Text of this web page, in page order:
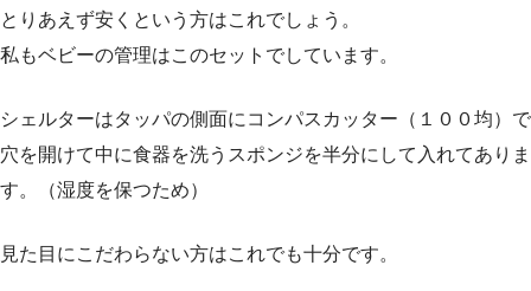
とりあえず安くという方はこれでしょう。
私もベビーの管理はこのセットでしています。
シェルターはタッパの側面にコンパスカッター（１００均）で
穴を開けて中に食器を洗うスポンジを半分にして入れてありま
す。（湿度を保つため）
見た目にこだわらない方はこれでも十分です。